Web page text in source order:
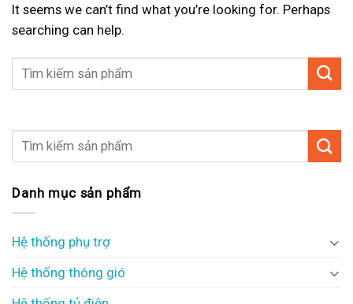
It seems we can’t find what you’re looking for. Perhaps
searching can help.
Danh mục sản phẩm
Hệ thống phụ trợ
Hệ thống thông gió